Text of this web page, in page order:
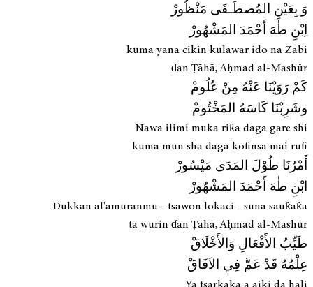
وَ بِعَيْنِ المُصطَـفَى مَنْظُورْ
اِبْنِ طٰهَ أَحْمَدَ المَشْهُورْ
kuma yana cikin kulawar ido na Zabi
ɗan Ṭāhā, Aḥmad al-Mashūr
كَمْ رَوَيْنَا عَنْهُ مِنْ عُلُومْ
وشَرِبْنَا كَاسَهُ المَخْتُومْ
Nawa ilimi muka riƙa daga gare shi
kuma mun sha daga kofinsa mai rufi
أَمْرُنَا طُوْلَ المَدَى مَيْسُورْ
ابْنِ طٰهَ أَحْمَدَ المَشْهُورْ
Dukkan al'amuranmu - tsawon lokaci - suna sauƙaƙa
ta wurin ɗan Ṭāhā, Aḥmad al-Mashūr
طَيِّبُ الأَفْعَالِ وَالأَخْلَاقْ
عِلْمُهُ قَدْ عَمَّ فِي الآفَاقْ